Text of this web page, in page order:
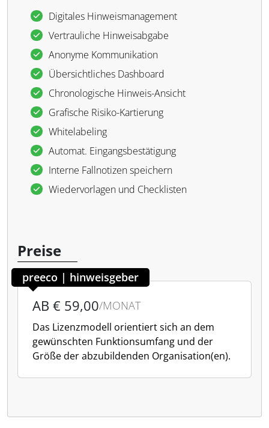
Digitales Hinweismanagement
Vertrauliche Hinweisabgabe
Anonyme Kommunikation
Übersichtliches Dashboard
Chronologische Hinweis-Ansicht
Grafische Risiko-Kartierung
Whitelabeling
Automat. Eingangsbestätigung
Interne Fallnotizen speichern
Wiedervorlagen und Checklisten
Preise
preeco | hinweisgeber
AB € 59,00/MONAT
Das Lizenzmodell orientiert sich an dem
gewünschten Funktionsumfang und der
Größe der abzubildenden Organisation(en).